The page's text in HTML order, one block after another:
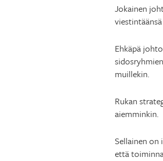
Jokainen
Ehkäpä
muillekin.
Rukan
aiemminkin.
Sellainen on
että